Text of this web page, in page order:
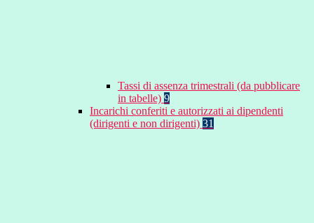
Tassi di assenza trimestrali (da pubblicare
in tabelle) 9
Incarichi conferiti e autorizzati ai dipendenti
(dirigenti e non dirigenti) 31